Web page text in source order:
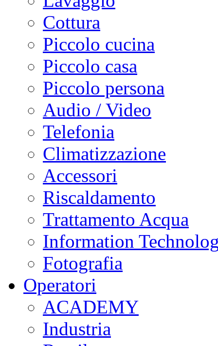
Cottura
Piccolo cucina
Piccolo casa
Piccolo persona
Audio / Video
Telefonia
Climatizzazione
Accessori
Riscaldamento
Trattamento Acqua
Information
Fotografia
Operatori
ACADEMY
Industria